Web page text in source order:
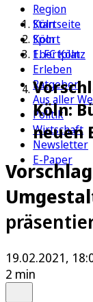
Region
Köln
Sport
1. FC Köln
Erleben
Ratgeber
Aus aller
Politik
Wirtschaft
Newsletter
E-Paper
Startseite
Köln
Ebertplatz
Köln:
neuen
19.02.2021,
2 min